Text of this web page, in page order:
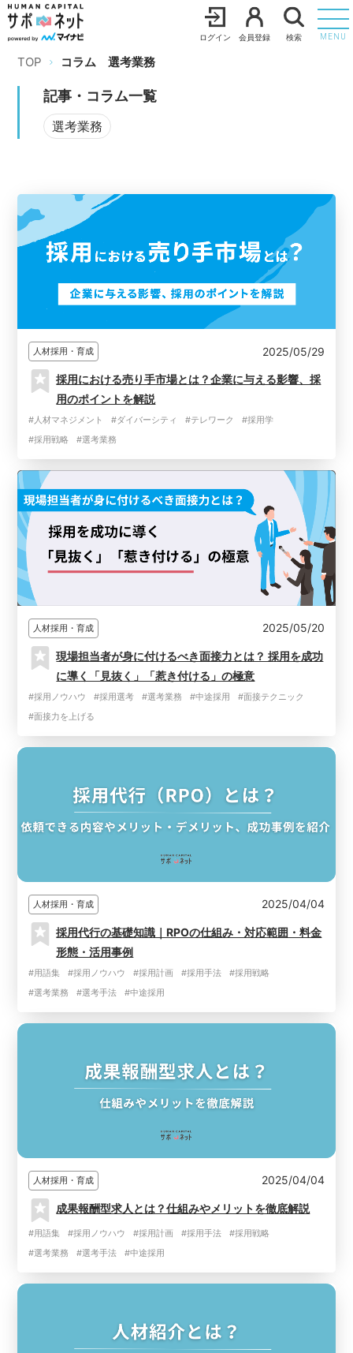
ログイン 会員登録 検索 MENU
TOP コラム選考業務
記事・コラム一覧
選考業務
人材採用・育成 2025/05/29
採用における売り手市場とは？企業に与える影響、採
用のポイントを解説
#人材マネジメント #ダイバーシティ #テレワーク
#採用学
#採用戦略
#選考業務
人材採用・育成 2025/05/20
現場担当者が身に付けるべき面接力とは？ 採用を成功
に導く「見抜く」「惹き付ける」の極意
#採用ノウハウ #採用選考 #選考業務 #中途採用
#面接テクニック
#面接力を上げる
人材採用・育成 2025/04/04
採用代行の基礎知識｜RPOの仕組み・対応範囲・料金
形態・活用事例
#用語集 #採用ノウハウ #採用計画 #採用手法
#採用戦略
#選考業務
#選考手法 #中途採用
人材採用・育成 2025/04/04
成果報酬型求人とは？仕組みやメリットを徹底解説
#用語集 #採用ノウハウ #採用計画 #採用手法
#採用戦略
#選考業務
#選考手法 #中途採用